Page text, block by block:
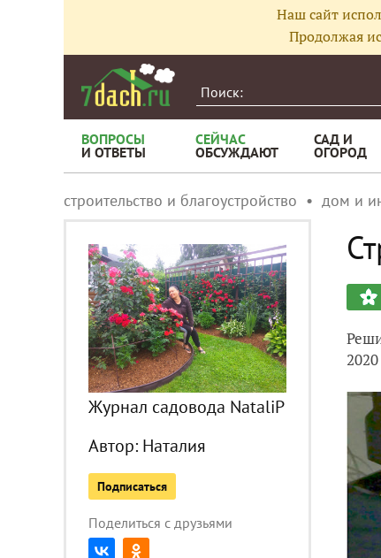
Наш сайт
Продолжая
ВОПРОСЫ
И ОТВЕТЫ
СЕЙЧАС
ОБСУЖДАЮТ
САД И
ОГОРОД
строительство и благоустройство дом и
Журнал садовода NataliP
Автор: Наталия
Подписаться
Поделиться с друзьями